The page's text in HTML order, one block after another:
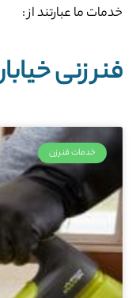
خدمات ما عبارتند از :
فنر زنی
خدمات فنرزن